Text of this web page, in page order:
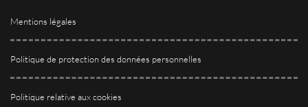
Mentions légales
Politique de protection des données personnelles
Politique relative aux cookies